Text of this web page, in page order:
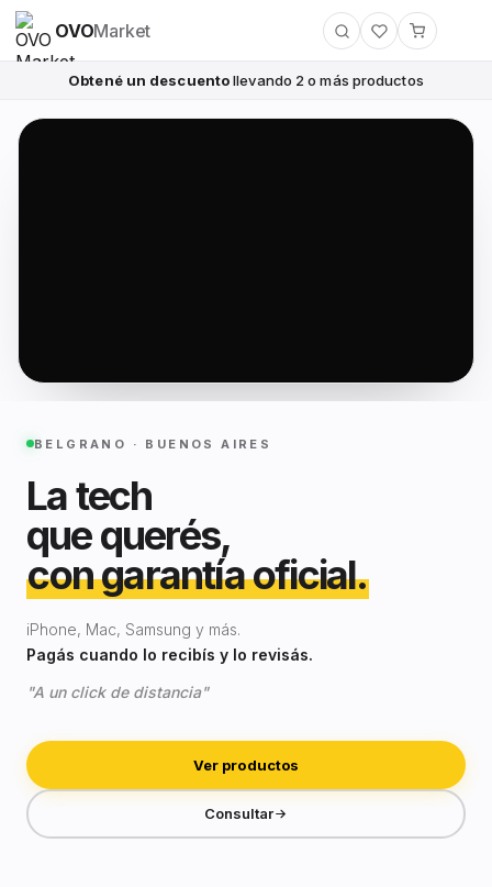
OVOMarket
Obtené un descuentollevando 2 o más productos
BELGRANO · BUENOS AIRES
La tech
que querés,
con garantía oficial.
iPhone, Mac, Samsung y más.
Pagás cuando lo recibís y lo revisás.
"A un click de distancia"
Ver productos
Consultar